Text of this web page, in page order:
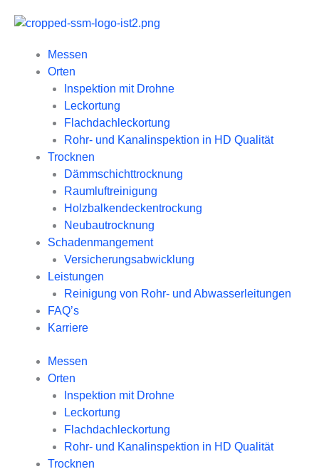
Inhalt
Messen
Orten
Inspektion mit Drohne
Leckortung
Flachdachleckortung
Rohr- und Kanalinspektion in HD Qualität
Trocknen
Dämmschichttrocknung
Raumluftreinigung
Holzbalkendeckentrockung
Neubautrocknung
Schadenmangement
Versicherungsabwicklung
Leistungen
Reinigung von Rohr- und Abwasserleitungen
FAQ’s
Karriere
Messen
Orten
Inspektion mit Drohne
Leckortung
Flachdachleckortung
Rohr- und Kanalinspektion in HD Qualität
Trocknen